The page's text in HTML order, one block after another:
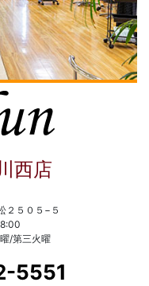
西店
２５０５−５
/第三火曜
5551